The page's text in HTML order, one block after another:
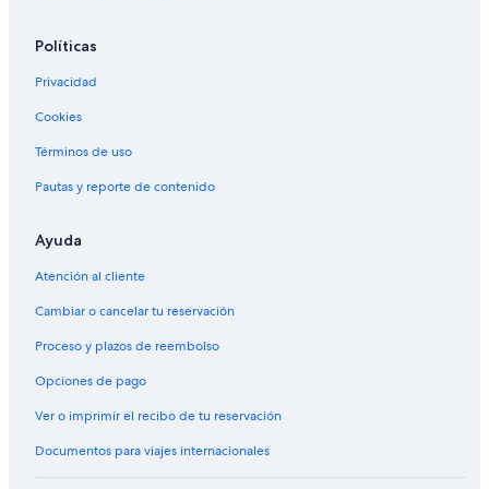
Alquiler de autos en Vistalba
Alquiler de autos en Potrerillos
Políticas
Privacidad
Cookies
Términos de uso
Pautas y reporte de contenido
Ayuda
Atención al cliente
Cambiar o cancelar tu reservación
Proceso y plazos de reembolso
Opciones de pago
Ver o imprimir el recibo de tu reservación
Documentos para viajes internacionales